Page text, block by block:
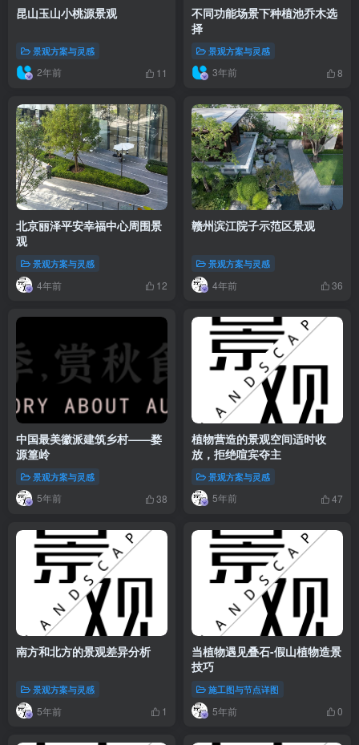
昆山玉山小桃源景观
景观方案与灵感
2年前 11
不同功能场景下种植池乔木选
择
景观方案与灵感
3年前 8
北京丽泽平安幸福中心周围景
观
景观方案与灵感
4年前 12
赣州滨江院子示范区景观
景观方案与灵感
4年前 36
中国最美徽派建筑乡村——婺
源篁岭
景观方案与灵感
5年前 38
植物营造的景观空间适时收
放，拒绝喧宾夺主
景观方案与灵感
5年前 47
南方和北方的景观差异分析
景观方案与灵感
5年前 1
当植物遇见叠石-假山植物造景
技巧
施工图与节点详图
5年前 0